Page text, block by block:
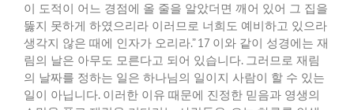
이 도적이 어느 경점에 올 줄을 알았더면 깨어 있어 그 집을
뚫지 못하게 하였으리라 이러므로 너희도 예비하고 있으라
생각지 않은 때에 인자가 오리라.” 17 이와 같이 성경에는 재
림의 날은 아무도 모른다고 되어 있습니다. 그러므로 재림
의 날짜를 정하는 일은 하나님의 일이지 사람이 할 수 있는
일이 아닙니다. 이러한 이유 때문에 진정한 믿음과 영생의